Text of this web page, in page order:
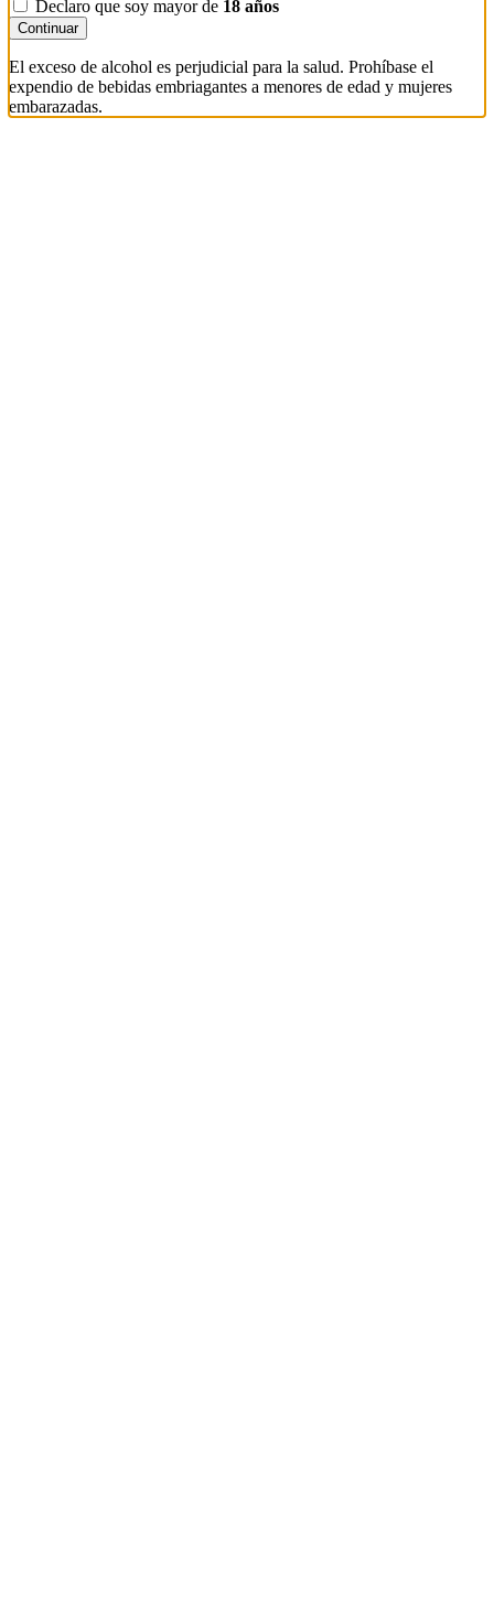
Declaro que soy mayor de 18 años
Continuar
El exceso de alcohol es perjudicial para la salud. Prohíbase el
expendio de bebidas embriagantes a menores de edad y mujeres
embarazadas.